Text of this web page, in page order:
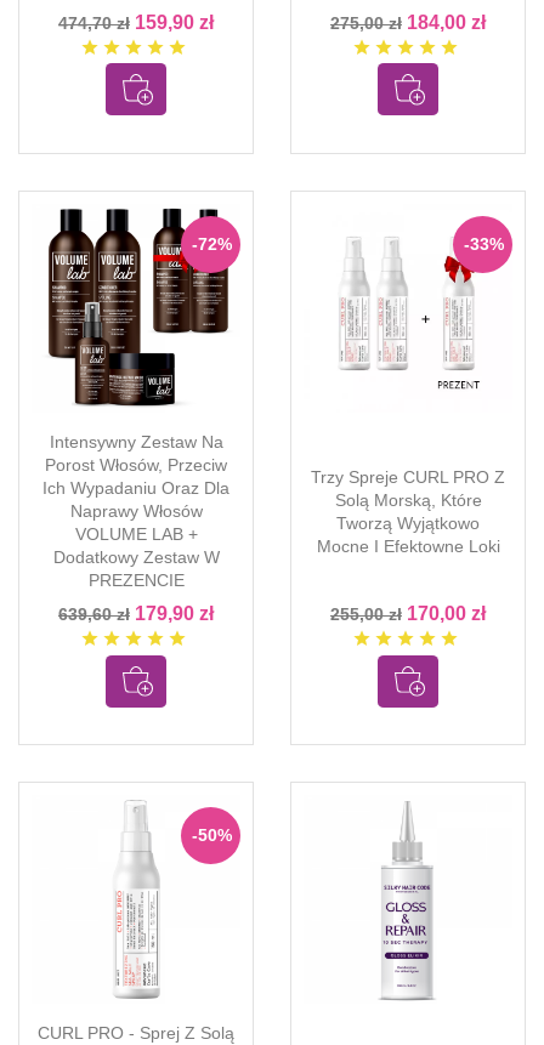
474,70 zł 159,90 zł
star star star star star
275,00 zł 184,00 zł
star star star star star
Intensywny Zestaw Na
Porost Włosów, Przeciw
Ich Wypadaniu Oraz Dla
Naprawy Włosów
VOLUME LAB +
Dodatkowy Zestaw W
PREZENCIE
639,60 zł 179,90 zł
star star star star star
-72%
Trzy Spreje CURL PRO Z
Solą Morską, Które
Tworzą Wyjątkowo
Mocne I Efektowne Loki
255,00 zł 170,00 zł
star star star star star
-33%
CURL PRO - Sprej Z Solą
-50%